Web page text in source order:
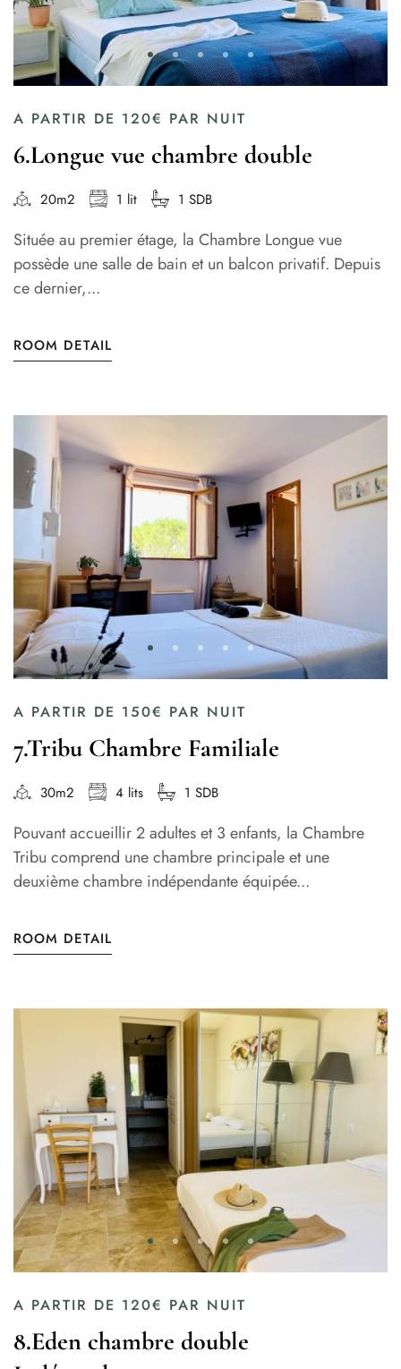
A PARTIR DE 120€ PAR NUIT
6.Longue vue chambre double
20m2 1 lit 1 SDB
Située au premier étage, la Chambre Longue vue
possède une salle de bain et un balcon privatif. Depuis
ce dernier,...
ROOM DETAIL
A PARTIR DE 150€ PAR NUIT
7.Tribu Chambre Familiale
30m2 4 lits 1 SDB
Pouvant accueillir 2 adultes et 3 enfants, la Chambre
Tribu comprend une chambre principale et une
deuxième chambre indépendante équipée...
ROOM DETAIL
A PARTIR DE 120€ PAR NUIT
8.Eden chambre double